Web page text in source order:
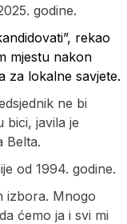
godine.
rekao
mjestu nakon
za lokalne savjete.
ne bi
bici, javila je
Belta.
od 1994. godine.
izbora. Mnogo
ćemo ja i svi mi